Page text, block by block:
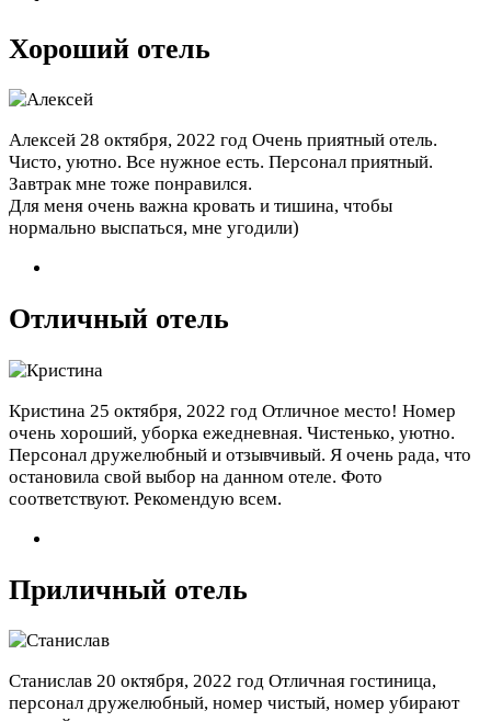
Хороший отель
Алексей 28 октября, 2022 год Очень приятный отель.
Чисто, уютно. Все нужное есть. Персонал приятный.
Завтрак мне тоже понравился.
Для меня очень важна кровать и тишина, чтобы
нормально выспаться, мне угодили)
Отличный отель
Кристина 25 октября, 2022 год Отличное место! Номер
очень хороший, уборка ежедневная. Чистенько, уютно.
Персонал дружелюбный и отзывчивый. Я очень рада, что
остановила свой выбор на данном отеле. Фото
соответствуют. Рекомендую всем.
Приличный отель
Станислав 20 октября, 2022 год Отличная гостиница,
персонал дружелюбный, номер чистый, номер убирают